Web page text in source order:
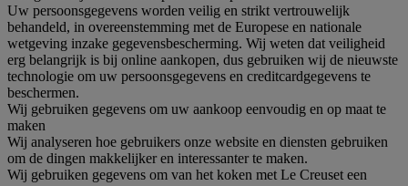
Uw persoonsgegevens worden veilig en strikt vertrouwelijk
behandeld, in overeenstemming met de Europese en nationale
wetgeving inzake gegevensbescherming. Wij weten dat veiligheid
erg belangrijk is bij online aankopen, dus gebruiken wij de nieuwste
technologie om uw persoonsgegevens en creditcardgegevens te
beschermen.
Wij gebruiken gegevens om uw aankoop eenvoudig en op maat te
maken
Wij analyseren hoe gebruikers onze website en diensten gebruiken
om de dingen makkelijker en interessanter te maken.
Wij gebruiken gegevens om van het koken met Le Creuset een